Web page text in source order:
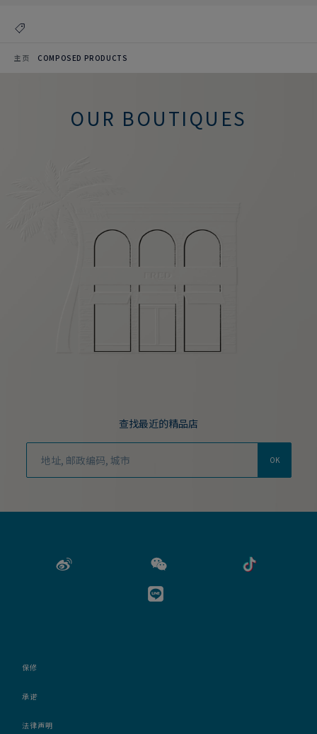
主页 COMPOSED PRODUCTS
OUR BOUTIQUES
查找最近的精品店
OK
保修
承诺
法律声明